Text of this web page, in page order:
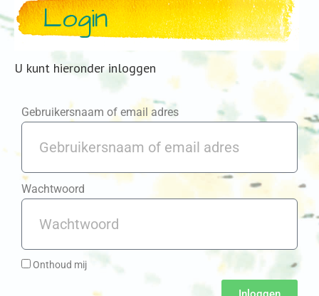
Login
U kunt hieronder inloggen
Gebruikersnaam of email adres
Wachtwoord
Onthoud mij